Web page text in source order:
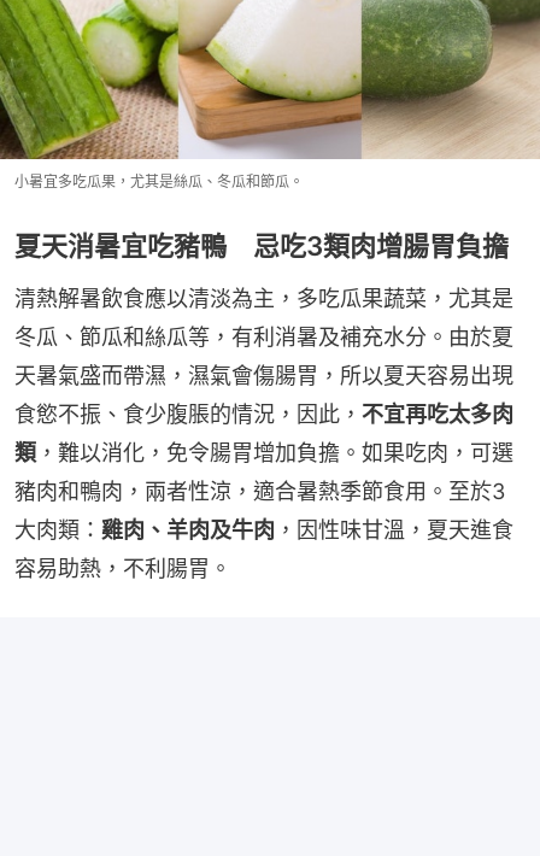
小暑宜多吃瓜果，尤其是絲瓜、冬瓜和節瓜。
夏天消暑宜吃豬鴨 忌吃3類肉增腸胃負擔
清熱解暑飲食應以清淡為主，多吃瓜果蔬菜，尤其是
冬瓜、節瓜和絲瓜等，有利消暑及補充水分。由於夏
天暑氣盛而帶濕，濕氣會傷腸胃，所以夏天容易出現
食慾不振、食少腹脹的情況，因此， 不宜再吃太多肉
類 ，難以消化，免令腸胃增加負擔。如果吃肉，可選
豬肉和鴨肉，兩者性涼，適合暑熱季節食用。至於3
大肉類： 雞肉、羊肉及牛肉 ，因性味甘溫，夏天進食
容易助熱，不利腸胃。